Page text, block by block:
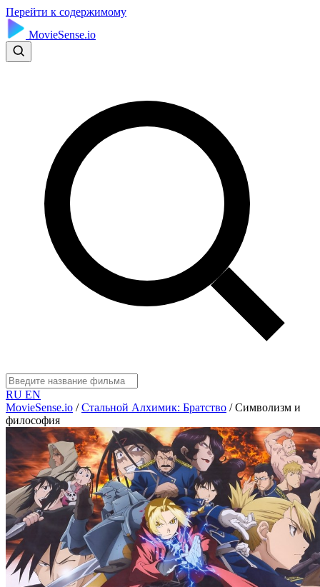
Перейти к содержимому
MovieSense.io
RU EN
MovieSense.io / Стальной Алхимик: Братство / Символизм и
философия